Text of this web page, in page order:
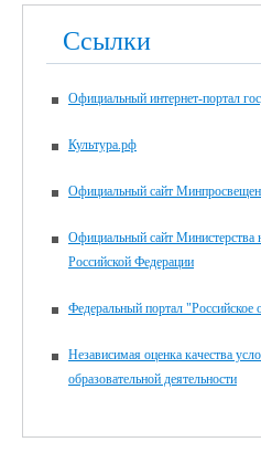
Ссылки
Официальный интернет-портал
Культура.рф
Официальный сайт
Официальный сайт Министерства
Российской Федерации
Федеральный портал "Российское
Независимая оценка качества
образовательной деятельности